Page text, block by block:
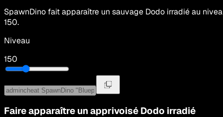
SpawnDino fait apparaître un sauvage Dodo irradiéau
150.
Niveau
150
Faire apparaître un apprivoisé Dodo irradié